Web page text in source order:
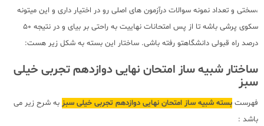
،سختی و تعداد نمونه سوالات درآزمون های اصلی رو در اختیار داری و این میتونه
سکوی پرشی باشه تا از پس امتحانات نهاییت به راحتی بر بیای و در نتیجه 50
درصد راه قبولی دانشگاهتو رفته باشی. ساختار این بسته به شکل زیر هست:
ساختار شبیه ساز امتحان نهایی دوازدهم تجربی خیلی
سبز
فهرست بسته شبیه ساز امتحان نهایی دوازدهم تجربی خیلی سبز به شرح زیر می
باشد :